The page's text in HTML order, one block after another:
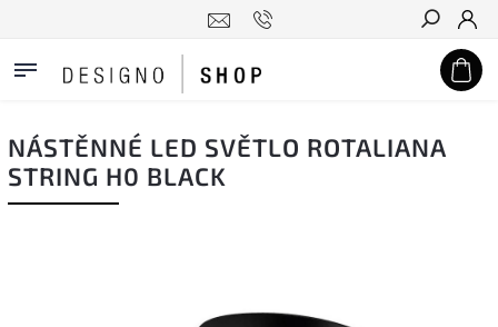
Hledat
NÁSTĚNNÉ LED SVĚTLO ROTALIANA
STRING H0 BLACK